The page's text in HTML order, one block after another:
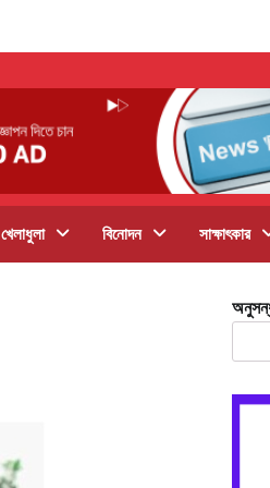
খেলাধুলা বিনোদন সাক্ষাৎকার